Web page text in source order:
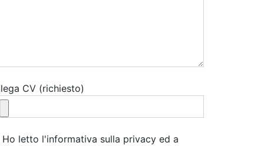
CV (richiesto)
Ho letto l'informativa sulla privacy ed a